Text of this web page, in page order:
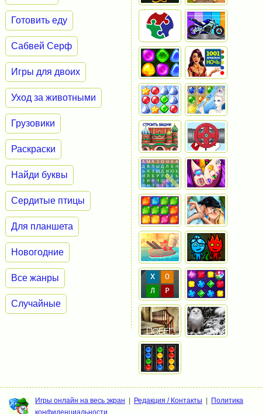
Готовить еду
Сабвей Серф
Игры для двоих
Уход за животными
Грузовики
Раскраски
Найди буквы
Сердитые птицы
Для планшета
Новогодние
Все жанры
Случайные
Игры онлайн на весь экран Редакция / Контакты
Политика